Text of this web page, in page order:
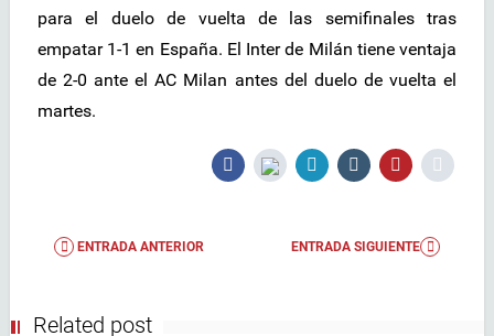
para el duelo de vuelta de las semifinales tras
empatar 1-1 en España. El Inter de Milán tiene ventaja
de 2-0 ante el AC Milan antes del duelo de vuelta el
martes.
ENTRADA ANTERIOR ENTRADA SIGUIENTE
Related post